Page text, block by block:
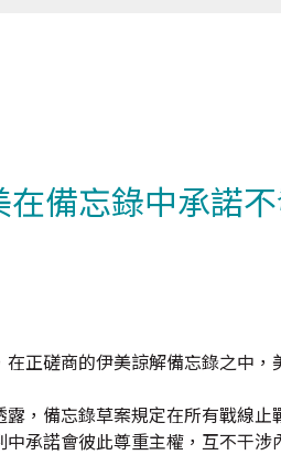
備忘錄中承諾
正磋商的伊美諒解備忘錄之中
，備忘錄草案規定在所有戰線
承諾會彼此尊重主權，互不干涉